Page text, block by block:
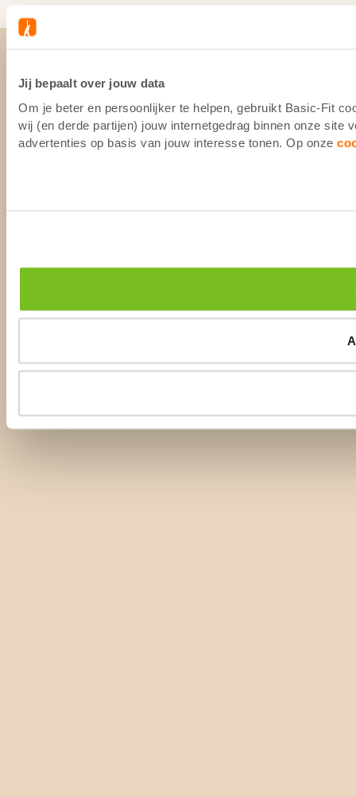
Jij bepaalt over jouw data
Om je beter en persoonlijker te helpen, gebruikt Basic-Fit
wij (en derde partijen) jouw internetgedrag binnen onze site
advertenties op basis van jouw interesse tonen. Op onze